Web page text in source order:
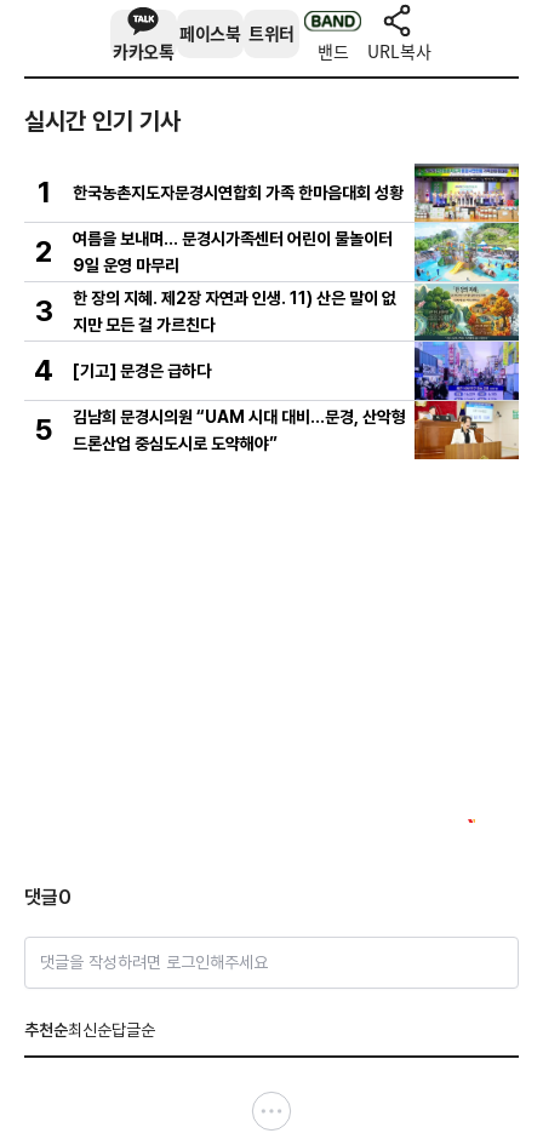
카카오톡
페이스북 트위터
밴드 URL복사
실시간 인기 기사
1 한국농촌지도자문경시연합회 가족 한마음대회 성황
2
여름을 보내며… 문경시가족센터 어린이 물놀이터
9일 운영 마무리
3
한 장의 지혜. 제2장 자연과 인생. 11) 산은 말이 없
지만 모든 걸 가르친다
4 [기고] 문경은 급하다
5
김남희 문경시의원 “UAM 시대 대비…문경, 산악형
드론산업 중심도시로 도약해야”
댓글0
댓글을 작성하려면 로그인해주세요
추천순최신순답글순